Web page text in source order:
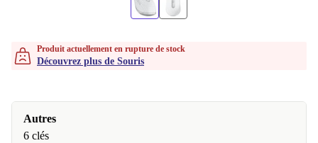
Produit actuellement en rupture de stock
Découvrez plus de Souris
Autres
6 clés